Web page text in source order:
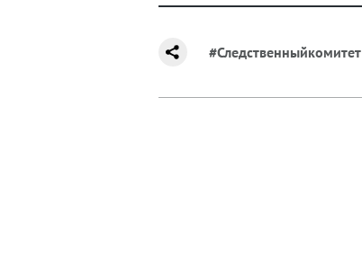
#Следственныйкомитет